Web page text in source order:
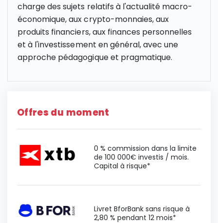
charge des sujets relatifs à l'actualité macro-
économique, aux crypto-monnaies, aux
produits financiers, aux finances personnelles
et à l'investissement en général, avec une
approche pédagogique et pragmatique.
Offres du moment
0 % commission dans la limite
de 100 000€ investis / mois.
Capital à risque*
Livret BforBank sans risque à
2,80 % pendant 12 mois*